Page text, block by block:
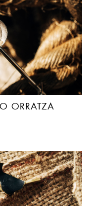
ORRATZA